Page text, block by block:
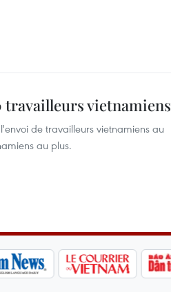
travailleurs vietnamiens
de travailleurs vietnamiens au
au plus.